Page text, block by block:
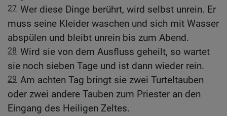
27 Wer diese Dinge berührt, wird selbst unrein. Er
muss seine Kleider waschen und sich mit Wasser
abspülen und bleibt unrein bis zum Abend.
28 Wird sie von dem Ausfluss geheilt, so wartet
sie noch sieben Tage und ist dann wieder rein.
29 Am achten Tag bringt sie zwei Turteltauben
oder zwei andere Tauben zum Priester an den
Eingang des Heiligen Zeltes.